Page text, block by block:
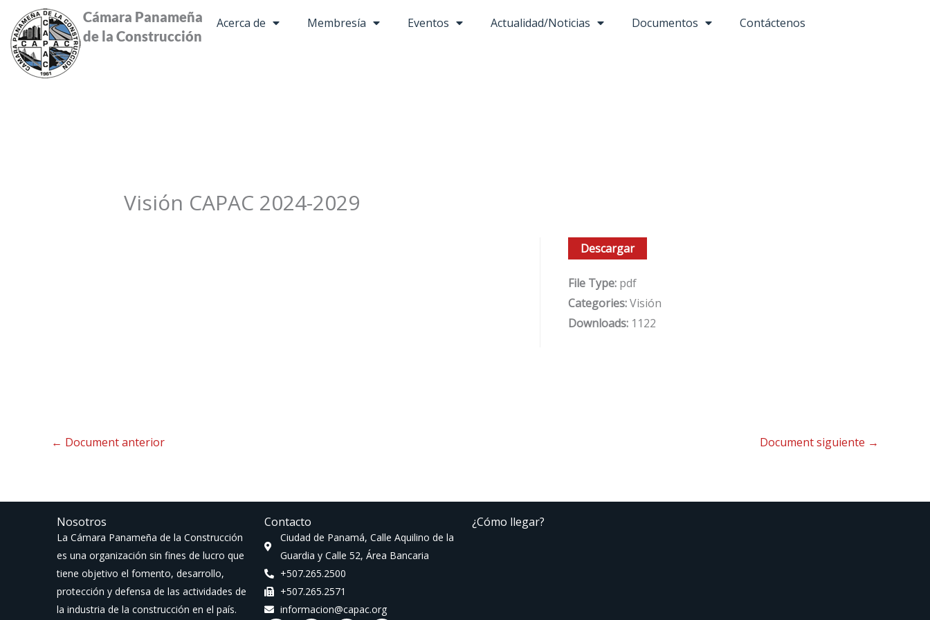
contenido
Cámara Panameña
de la Construcción
Acerca de Membresía Eventos Actualidad/Noticias Documentos Contáctenos
Visión CAPAC 2024-2029
Descargar
File Type: pdf
Categories:Visión
Downloads: 1122
← Document anterior Document siguiente →
Nosotros
La Cámara Panameña de la Construcción
es una organización sin fines de lucro que
tiene objetivo el fomento, desarrollo,
protección y defensa de las actividades de
la industria de la construcción en el país.
Contacto
Ciudad de Panamá, Calle Aquilino de la
Guardia y Calle 52, Área Bancaria
+507.265.2500
+507.265.2571
informacion@capac.org
¿Cómo llegar?